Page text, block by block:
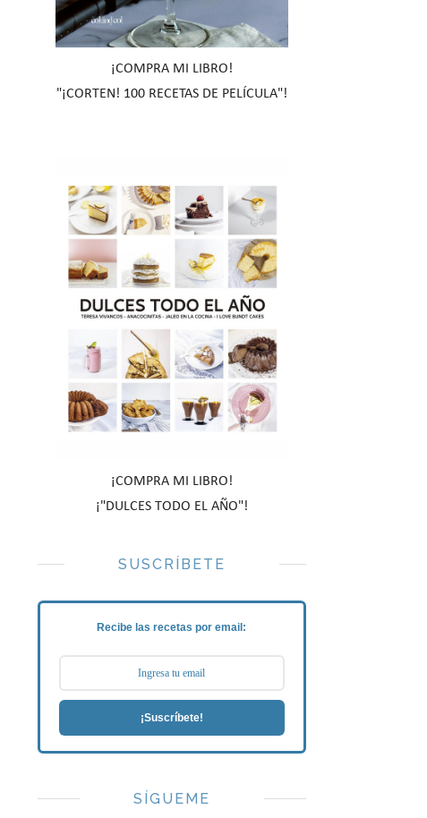
¡COMPRA MI LIBRO!
"¡CORTEN! 100 RECETAS DE PELÍCULA"!
¡COMPRA MI LIBRO!
¡"DULCES TODO EL AÑO"!
SUSCRÍBETE
Recibe las recetas por email:
¡Suscríbete!
SÍGUEME